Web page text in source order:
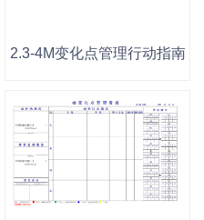
2.3-4M变化点管理行动指南